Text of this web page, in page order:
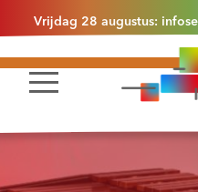
Vrijdag 28 augustus:
leerlingen 2.1